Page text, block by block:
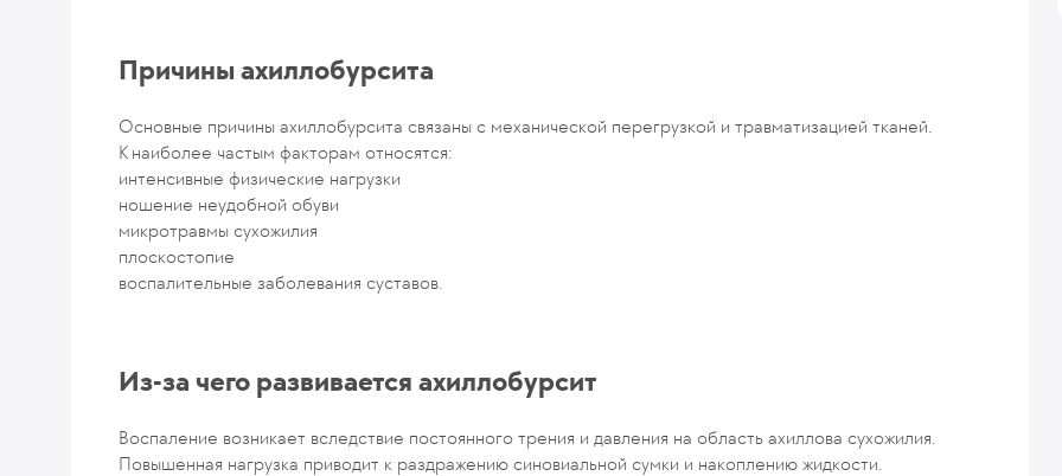
Причины ахиллобурсита
Основные причины ахиллобурсита связаны с механической перегрузкой и травматизацией тканей.
К наиболее частым факторам относятся:
интенсивные физические нагрузки
ношение неудобной обуви
микротравмы сухожилия
плоскостопие
воспалительные заболевания суставов.
Из-за чего развивается ахиллобурсит
Воспаление возникает вследствие постоянного трения и давления на область ахиллова сухожилия.
Повышенная нагрузка приводит к раздражению синовиальной сумки и накоплению жидкости.